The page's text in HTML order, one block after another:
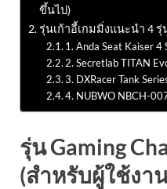
ขึ้นไป)
รุ่นเก้าอี้เกมมิ่งแนะนำ 4
1. Anda Seat Kaiser 4
2. Secretlab TITAN
3. DXRacer Tank
4. NUBWO NBCH-
รุ่น Gaming
(สำหรับผู้ใช้งา